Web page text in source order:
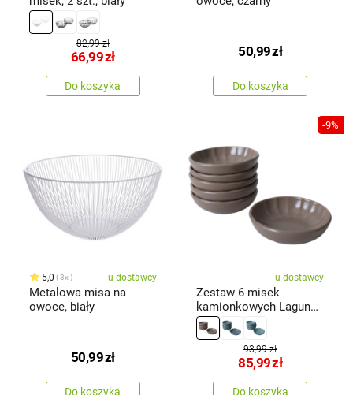
82,99 zł
66,99zł
Do koszyka
50,99zł
Do koszyka
5,0 3x u dostawcy
Metalowa misa na
owoce, biały
50,99zł
Do koszyka
-9%
u dostawcy
Zestaw 6 misek
kamionkowych Laguna
12 cm, brązowy
93,99 zł
85,99zł
Do koszyka